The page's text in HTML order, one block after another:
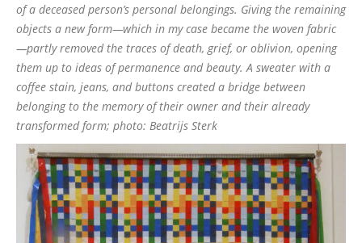
of a deceased person’s personal belongings. Giving the remaining
objects a new form—which in my case became the woven fabric
—partly removed the traces of death, grief, or oblivion, opening
them up to ideas of permanence and beauty. A sweater with a
coffee stain, jeans, and buttons created a bridge between
belonging to the memory of their owner and their already
transformed form; photo: Beatrijs Sterk